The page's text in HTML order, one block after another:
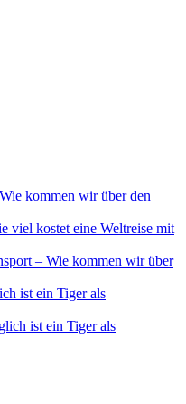
kommen wir über den
viel kostet eine Weltreise mit
– Wie kommen wir über
ist ein Tiger als
ist ein Tiger als